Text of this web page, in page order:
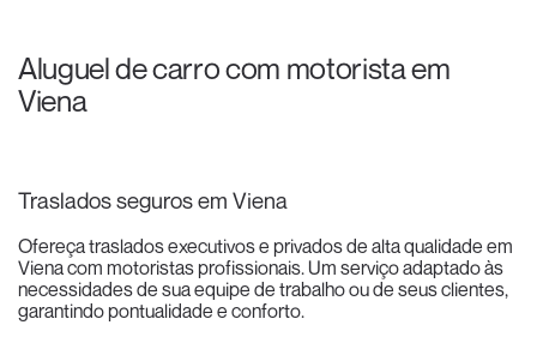
Aluguel de carro com motorista em
Viena
Traslados seguros em Viena
Ofereça traslados executivos e privados de alta qualidade em
Viena com motoristas profissionais. Um serviço adaptado às
necessidades de sua equipe de trabalho ou de seus clientes,
garantindo pontualidade e conforto.